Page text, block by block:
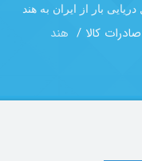
بار از ایران به هند
کالا هند